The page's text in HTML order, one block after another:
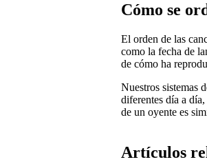
Cómo se
El orden de las
como la fecha de
de cómo ha
Nuestros sistemas
diferentes día a
de un oyente es
Artículos